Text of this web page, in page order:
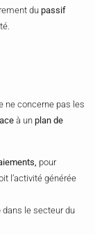
du passif
ne concerne pas les
à un plan de
pour
l’activité générée
dans le secteur du